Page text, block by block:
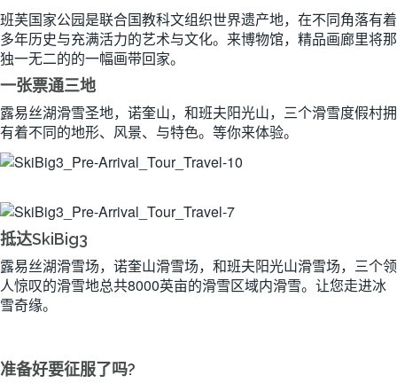
班芙国家公园是联合国教科文组织世界遗产地，在不同角落有着
多年历史与充满活力的艺术与文化。来博物馆，精品画廊里将那
独一无二的的一幅画带回家。
一张票通三地
露易丝湖滑雪圣地，诺奎山，和班夫阳光山，三个滑雪度假村拥
有着不同的地形、风景、与特色。等你来体验。
抵达SkiBig3
露易丝湖滑雪场，诺奎山滑雪场，和班夫阳光山滑雪场，三个领
人惊叹的滑雪地总共8000英亩的滑雪区域内滑雪。让您走进冰
雪奇缘。
准备好要征服了吗?